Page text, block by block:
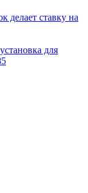
делает ставку на
для